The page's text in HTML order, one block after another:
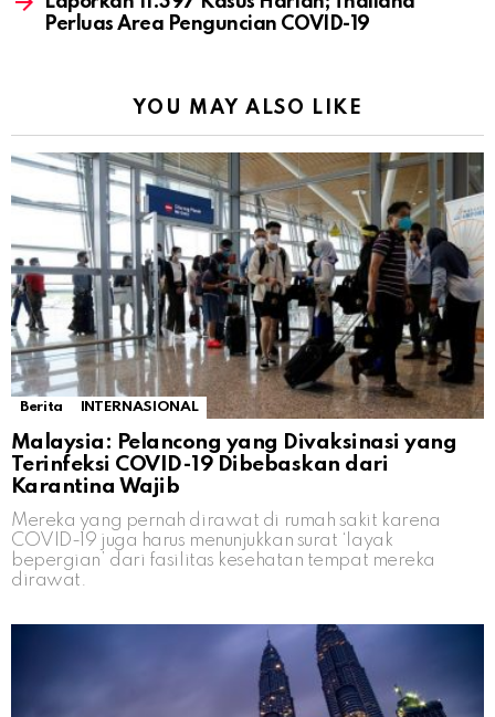
Perluas Area Penguncian COVID-19
YOU MAY ALSO LIKE
Berita INTERNASIONAL
Malaysia: Pelancong yang Divaksinasi yang
Terinfeksi COVID-19 Dibebaskan dari
Karantina Wajib
Mereka yang pernah dirawat di rumah sakit karena
COVID-19 juga harus menunjukkan surat ‘layak
bepergian’ dari fasilitas kesehatan tempat mereka
dirawat.